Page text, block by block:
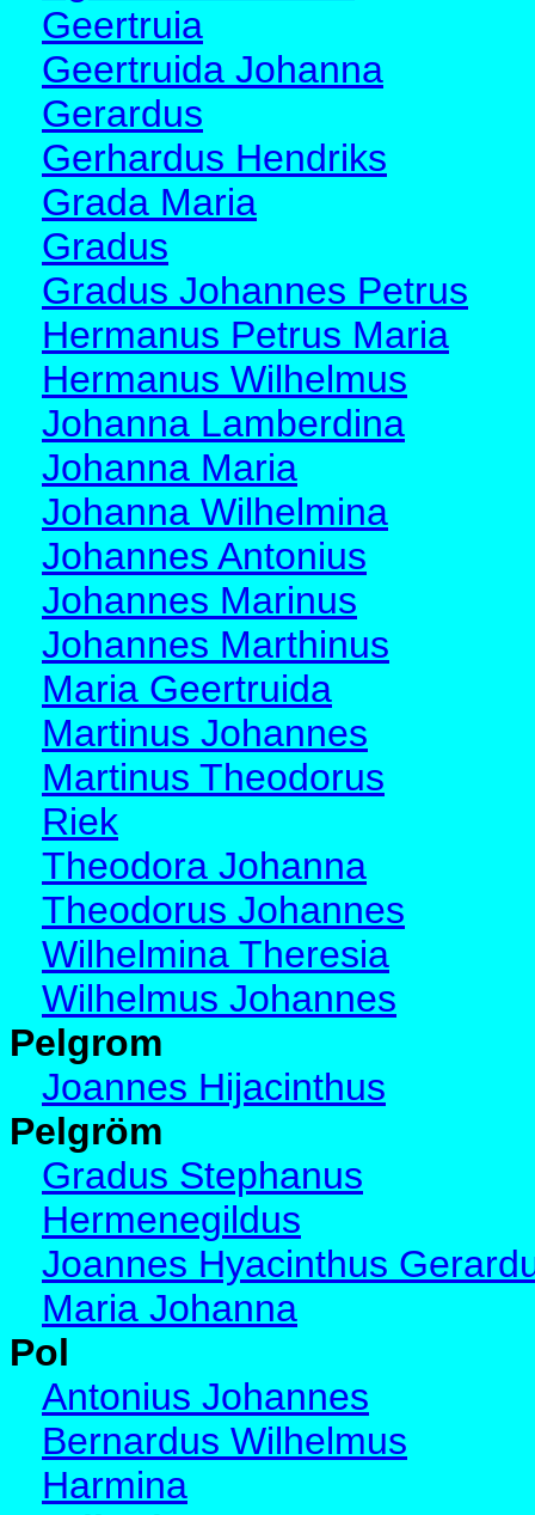
Geertruia
Geertruida Johanna
Gerardus
Gerhardus Hendriks
Grada Maria
Gradus
Gradus Johannes Petrus
Hermanus Petrus Maria
Hermanus Wilhelmus
Johanna Lamberdina
Johanna Maria
Johanna Wilhelmina
Johannes Antonius
Johannes Marinus
Johannes Marthinus
Maria Geertruida
Martinus Johannes
Martinus Theodorus
Riek
Theodora Johanna
Theodorus Johannes
Wilhelmina Theresia
Wilhelmus Johannes
Pelgrom
Joannes Hijacinthus
Pelgröm
Gradus Stephanus
Hermenegildus
Joannes Hyacinthus
Maria Johanna
Pol
Antonius Johannes
Bernardus Wilhelmus
Harmina